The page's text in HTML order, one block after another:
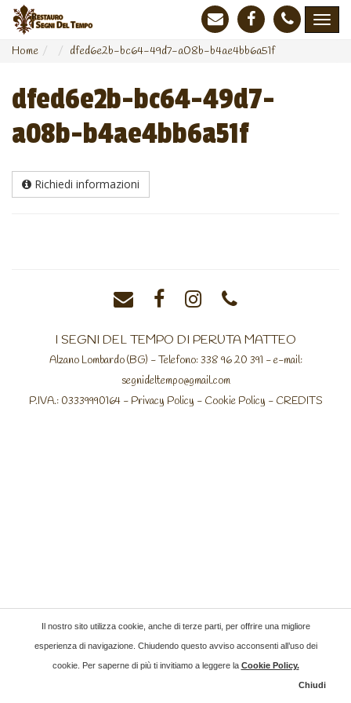
Home dfed6e2b-bc64-49d7-a08b-b4ae4bb6a51f
dfed6e2b-bc64-49d7-
a08b-b4ae4bb6a51f
Richiedi informazioni
I SEGNI DEL TEMPO DI PERUTA MATTEO
Alzano Lombardo (BG) - Telefono: 338 96 20 391 - e-mail:
segnideltempo@gmail.com
P.IVA.: 03339990164 - Privacy Policy - Cookie Policy - CREDITS
Il nostro sito utilizza cookie, anche di terze parti, per offrire una migliore
esperienza di navigazione. Chiudendo questo avviso acconsenti all’uso dei
cookie. Per saperne di più ti invitiamo a leggere la Cookie Policy.
Chiudi